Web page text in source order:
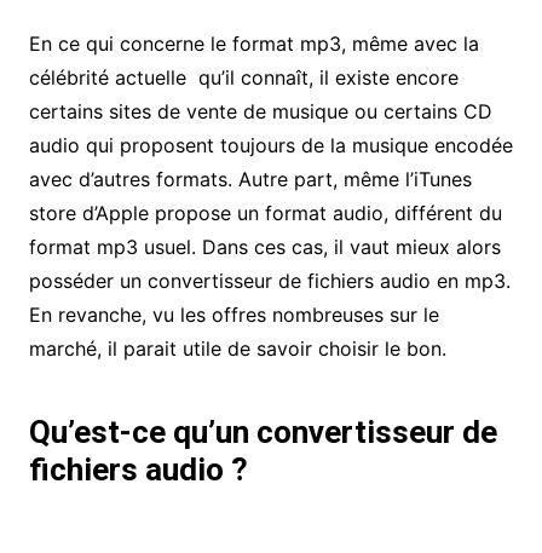
En ce qui concerne le format mp3, même avec la
célébrité actuelle qu’il connaît, il existe encore
certains sites de vente de musique ou certains CD
audio qui proposent toujours de la musique encodée
avec d’autres formats. Autre part, même l’iTunes
store d’Apple propose un format audio, différent du
format mp3 usuel. Dans ces cas, il vaut mieux alors
posséder un convertisseur de fichiers audio en mp3.
En revanche, vu les offres nombreuses sur le
marché, il parait utile de savoir choisir le bon.
Qu’est-ce qu’un convertisseur de
fichiers audio ?